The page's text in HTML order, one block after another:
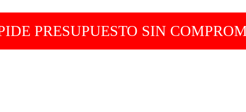
PRESUPUESTO SIN